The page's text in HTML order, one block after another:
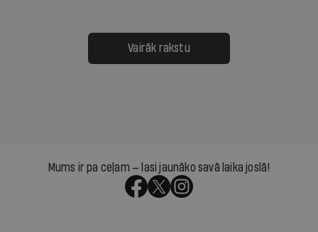
Vairāk rakstu
Mums ir pa ceļam — lasi jaunāko savā laika joslā!